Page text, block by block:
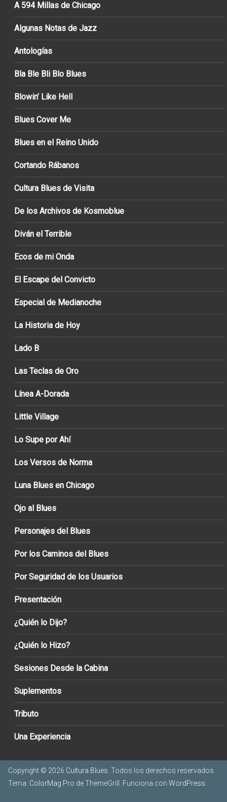
A 594 Millas de Chicago
Algunas Notas de Jazz
Antologías
Bla Ble Bli Blo Blues
Blowin’ Like Hell
Blues Cover Me
Blues en el Reino Unido
Cortando Rábanos
Cultura Blues de Visita
De los Archivos de Kosmoblue
Diván el Terrible
Ecos de mi Onda
El Escape del Convicto
Especial de Medianoche
La Historia de Hoy
Lado B
Las Teclas de Oro
Línea A-Dorada
Little Village
Lo Supe por Ahí
Los Versos de Norma
Luna Blues en Chicago
Ojo al Blues
Personajes del Blues
Por los Caminos del Blues
Por Seguridad de los Usuarios
Presentación
¿Quién lo Dijo?
¿Quién lo Hizo?
Sesiones Desde la Cabina
Suplementos
Tributo
Una Experiencia
Copyright © 2026 Cultura Blues. Todos los derechos reservados.
Tema: ColorMag Pro de ThemeGrill. Funciona con WordPress.